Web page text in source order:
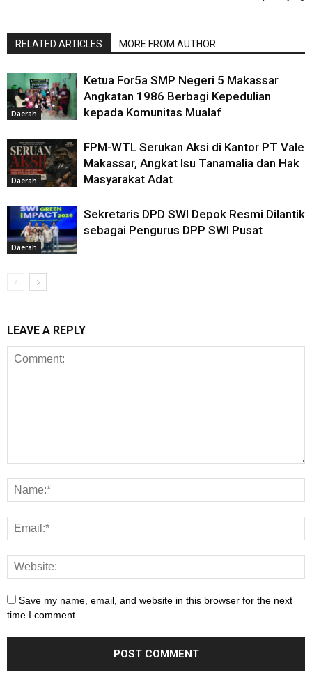
RELATED ARTICLES MORE FROM AUTHOR
Daerah
Ketua For5a SMP Negeri 5 Makassar
Angkatan 1986 Berbagi Kepedulian
kepada Komunitas Mualaf
Daerah
FPM-WTL Serukan Aksi di Kantor PT Vale
Makassar, Angkat Isu Tanamalia dan Hak
Masyarakat Adat
Daerah
Sekretaris DPD SWI Depok Resmi Dilantik
sebagai Pengurus DPP SWI Pusat
LEAVE A REPLY
Save my name, email, and website in this browser for the next
time I comment.